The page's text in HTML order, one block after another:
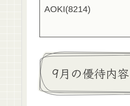
AOKI(8214)
9月の優待内容